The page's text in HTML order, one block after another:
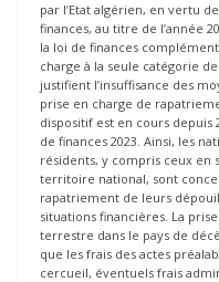
par l’Etat algérien, en vertu
finances, au titre de l’année
la loi de finances
charge à la seule catégorie
justifient l’insuffisance des
prise en charge de
dispositif est en cours depuis
de finances 2023. Ainsi, les
résidents, y compris ceux en
territoire national, sont
rapatriement de leurs
situations financières. La
terrestre dans le pays de
que les frais des actes
cercueil, éventuels frais